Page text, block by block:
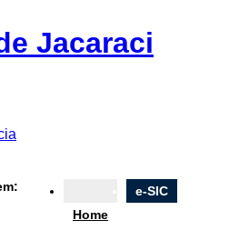
Jacaraci
Home
e-SIC